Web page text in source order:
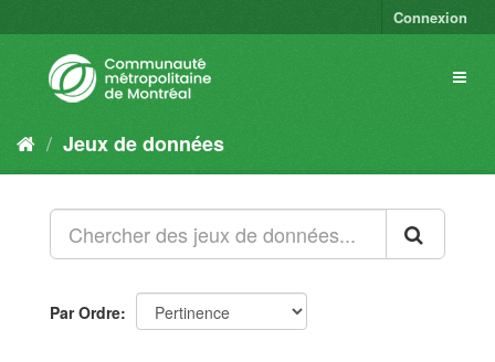
Connexion
Jeux de données
Par Ordre